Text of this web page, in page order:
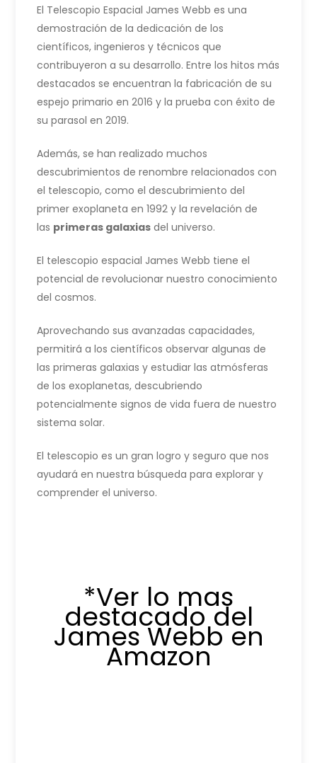
El Telescopio Espacial James Webb es una
demostración de la dedicación de los
científicos, ingenieros y técnicos que
contribuyeron a su desarrollo. Entre los hitos más
destacados se encuentran la fabricación de su
espejo primario en 2016 y la prueba con éxito de
su parasol en 2019.
Además, se han realizado muchos
descubrimientos de renombre relacionados con
el telescopio, como el descubrimiento del
primer exoplaneta en 1992 y la revelación de
las primeras galaxias del universo.
El telescopio espacial James Webb tiene el
potencial de revolucionar nuestro conocimiento
del cosmos.
Aprovechando sus avanzadas capacidades,
permitirá a los científicos observar algunas de
las primeras galaxias y estudiar las atmósferas
de los exoplanetas, descubriendo
potencialmente signos de vida fuera de nuestro
sistema solar.
El telescopio es un gran logro y seguro que nos
ayudará en nuestra búsqueda para explorar y
comprender el universo.
*Ver lo mas
destacado del
James Webb en
Amazon